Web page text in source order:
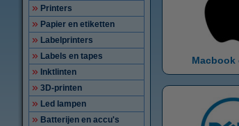
Printers
Papier en etiketten
Labelprinters
Labels en tapes
Inktlinten
3D-printen
Led lampen
Batterijen en accu's
Macbook